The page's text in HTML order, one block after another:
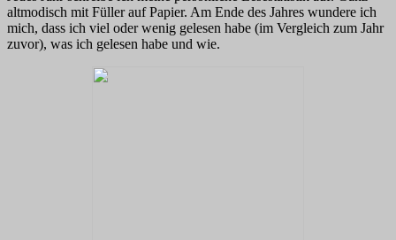
altmodisch mit Füller auf Papier. Am Ende des Jahres wundere ich
mich, dass ich viel oder wenig gelesen habe (im Vergleich zum Jahr
zuvor), was ich gelesen habe und wie.